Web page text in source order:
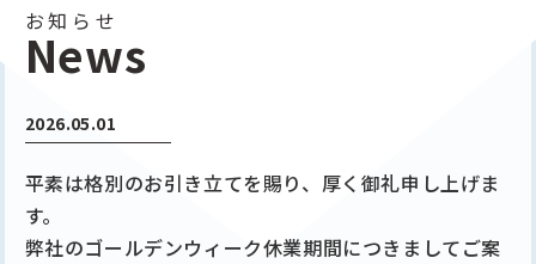
お知らせ
News
2026.05.01
平素は格別のお引き立てを賜り、厚く御礼申し上げま
す。
弊社のゴールデンウィーク休業期間につきましてご案